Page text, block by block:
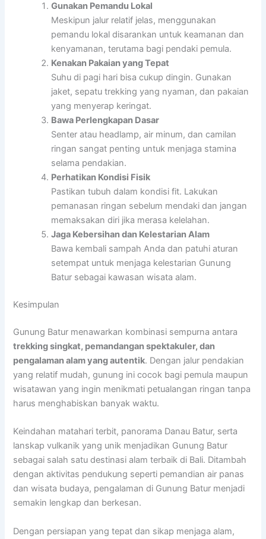
Gunakan Pemandu Lokal
Meskipun jalur relatif jelas, menggunakan
pemandu lokal disarankan untuk keamanan dan
kenyamanan, terutama bagi pendaki pemula.
Kenakan Pakaian yang Tepat
Suhu di pagi hari bisa cukup dingin. Gunakan
jaket, sepatu trekking yang nyaman, dan pakaian
yang menyerap keringat.
Bawa Perlengkapan Dasar
Senter atau headlamp, air minum, dan camilan
ringan sangat penting untuk menjaga stamina
selama pendakian.
Perhatikan Kondisi Fisik
Pastikan tubuh dalam kondisi fit. Lakukan
pemanasan ringan sebelum mendaki dan jangan
memaksakan diri jika merasa kelelahan.
Jaga Kebersihan dan Kelestarian Alam
Bawa kembali sampah Anda dan patuhi aturan
setempat untuk menjaga kelestarian Gunung
Batur sebagai kawasan wisata alam.
Kesimpulan
Gunung Batur menawarkan kombinasi sempurna antara
trekking singkat, pemandangan spektakuler, dan
pengalaman alam yang autentik. Dengan jalur pendakian
yang relatif mudah, gunung ini cocok bagi pemula maupun
wisatawan yang ingin menikmati petualangan ringan tanpa
harus menghabiskan banyak waktu.
Keindahan matahari terbit, panorama Danau Batur, serta
lanskap vulkanik yang unik menjadikan Gunung Batur
sebagai salah satu destinasi alam terbaik di Bali. Ditambah
dengan aktivitas pendukung seperti pemandian air panas
dan wisata budaya, pengalaman di Gunung Batur menjadi
semakin lengkap dan berkesan.
Dengan persiapan yang tepat dan sikap menjaga alam,